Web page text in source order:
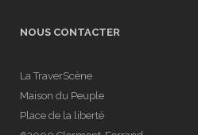
NOUS CONTACTER
La TraverScène
Maison du Peuple
Place de la liberté